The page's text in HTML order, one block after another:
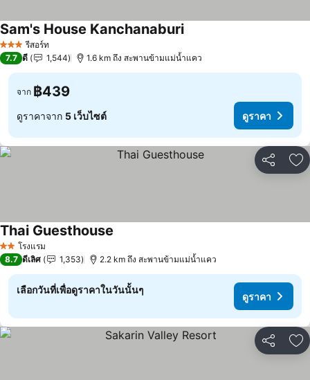
3 ดาว รีสอร์ท
Sam's House Kanchanaburi
7.7 ดี 1,544 1.6 km ถึง สะพานข้ามแม่น้ำแคว
จาก ฿439
ดูราคาจาก 5 เว็บไซต์ ดูราคา
แชร์ เ
2 ดาวโรงแรม
Thai Guesthouse
8.7 ดีเลิศ 1,353 2.2 km ถึง สะพานข้ามแม่น้ำแคว
เลือกวันที่เพื่อดูราคาในวันนั้นๆ
ดูราคา
แชร์ เ